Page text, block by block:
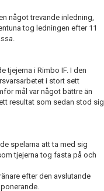
något trevande inledning,
tog ledningen efter 11
.
tjejerna i Rimbo IF. I den
i stort sett
mål var något bättre än
resultat som sedan stod sig
spelarna att ta med sig
tjejerna tog fasta på och
efter den avslutande